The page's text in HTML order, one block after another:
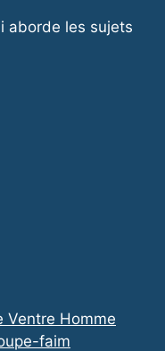
aborde les sujets
Ventre Homme
faim